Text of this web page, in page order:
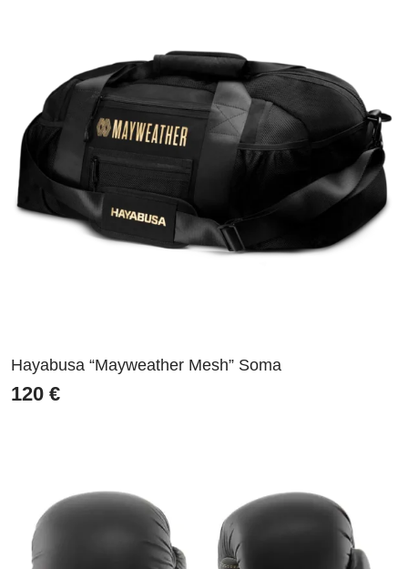
Hayabusa “Mayweather Mesh” Soma
120 €